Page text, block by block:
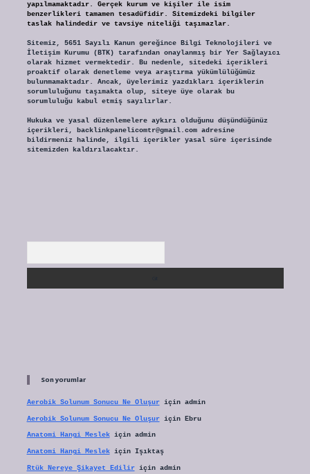
yapılmamaktadır. Gerçek kurum ve kişiler ile isim
benzerlikleri tamamen tesadüfidir. Sitemizdeki bilgiler
taslak halindedir ve tavsiye niteliği taşımazlar.
Sitemiz, 5651 Sayılı Kanun gereğince Bilgi Teknolojileri ve
İletişim Kurumu (BTK) tarafından onaylanmış bir Yer Sağlayıcı
olarak hizmet vermektedir. Bu nedenle, sitedeki içerikleri
proaktif olarak denetleme veya araştırma yükümlülüğümüz
bulunmamaktadır. Ancak, üyelerimiz yazdıkları içeriklerin
sorumluluğunu taşımakta olup, siteye üye olarak bu
sorumluluğu kabul etmiş sayılırlar.
Hukuka ve yasal düzenlemelere aykırı olduğunu düşündüğünüz
içerikleri, backlinkpanelicomtr@gmail.comadresine
bildirmeniz halinde, ilgili içerikler yasal süre içerisinde
sitemizden kaldırılacaktır.
Son yorumlar
Aerobik Solunum Sonucu Ne Oluşuriçin admin
Aerobik Solunum Sonucu Ne Oluşuriçin Ebru
Anatomi Hangi Meslekiçin admin
Anatomi Hangi Meslekiçin Işıktaş
Rtük Nereye Şikayet Ediliriçin admin